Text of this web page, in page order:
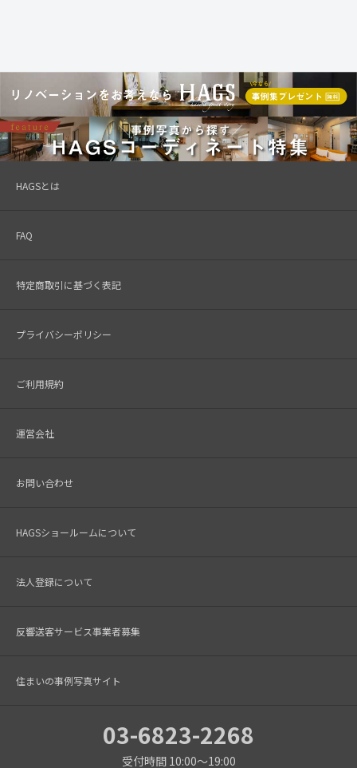
HAGSとは
FAQ
特定商取引に基づく表記
プライバシーポリシー
ご利用規約
運営会社
お問い合わせ
HAGSショールームについて
法人登録について
反響送客サービス事業者募集
住まいの事例写真サイト
03-6823-2268
受付時間 10:00～19:00